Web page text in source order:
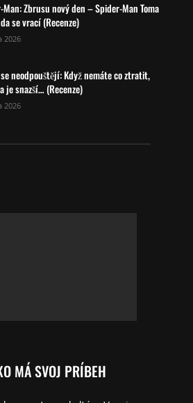
Zbrusu nový den – Spider-Man Toma
se vrací (Recenze)
2026
neodpouštějí: Když nemáte co ztratit,
je snazší… (Recenze)
2026
MÁ SVOJ PRÍBEH